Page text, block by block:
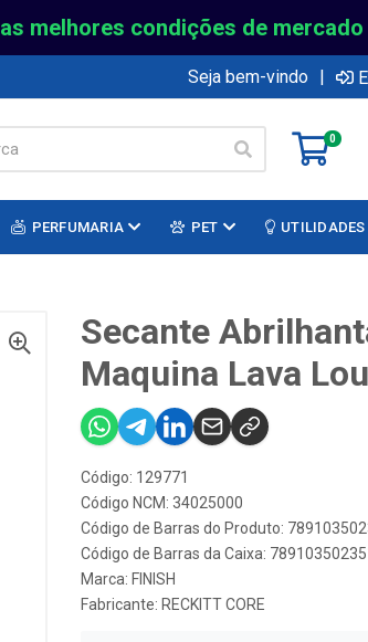
melhores condições de mercado
Seja bem-vindo |
0
PERFUMARIA PET UTILIDADES
Secante
Maquina Lava
Código: 129771
Código NCM: 34025000
Código de Barras do Produto:
Código de Barras da Caixa:
Marca: FINISH
Fabricante: RECKITT CORE